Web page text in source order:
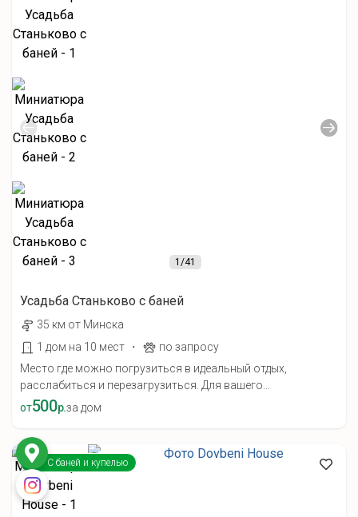
1/41
Усадьба Станьково с баней
35 км от Минска
1 дом на 10 мест
·
по запросу
Место где можно погрузиться в идеальный отдых,
расслабиться и перезагрузиться. Для вашего...
от500р.за дом
С баней и купелью